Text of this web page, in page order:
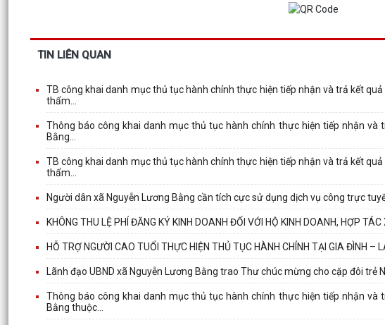
TIN LIÊN QUAN
TB công khai danh mục thủ tục hành chính thực hiện tiếp nhận và trả kết
thẩm...
Thông báo công khai danh mục thủ tục hành chính thực hiện tiếp nhận
Bằng...
TB công khai danh mục thủ tục hành chính thực hiện tiếp nhận và trả kết
thẩm...
Người dân xã Nguyễn Lương Bằng cần tích cực sử dụng dịch vụ công trực
KHÔNG THU LỆ PHÍ ĐĂNG KÝ KINH DOANH ĐỐI VỚI HỘ KINH DOANH, HỢP
HỖ TRỢ NGƯỜI CAO TUỔI THỰC HIỆN THỦ TỤC HÀNH CHÍNH TẠI GIA ĐÌNH
Lãnh đạo UBND xã Nguyễn Lương Bằng trao Thư chúc mừng cho cặp đôi trẻ
Thông báo công khai danh mục thủ tục hành chính thực hiện tiếp nhận
Bằng thuộc...